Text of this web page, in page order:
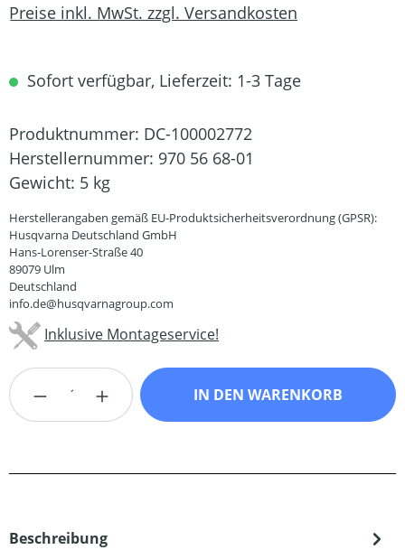
Preise inkl. MwSt. zzgl. Versandkosten
Sofort verfügbar, Lieferzeit: 1-3 Tage
Produktnummer: DC-100002772
Herstellernummer: 970 56 68-01
Gewicht: 5 kg
Herstellerangaben gemäß EU-Produktsicherheitsverordnung (GPSR):
Husqvarna Deutschland GmbH
Hans-Lorenser-Straße 40
89079 Ulm
Deutschland
info.de@husqvarnagroup.com
Inklusive Montageservice!
Produkt Anzahl: Gib den gewünschten
IN DEN WARENKORB
Beschreibung